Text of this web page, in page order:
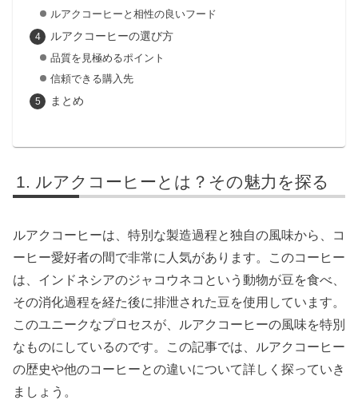
ルアクコーヒーと相性の良いフード
ルアクコーヒーの選び方
品質を見極めるポイント
信頼できる購入先
まとめ
ルアクコーヒーとは？その魅力を探る
ルアクコーヒーは、特別な製造過程と独自の風味から、コ
ーヒー愛好者の間で非常に人気があります。このコーヒー
は、インドネシアのジャコウネコという動物が豆を食べ、
その消化過程を経た後に排泄された豆を使用しています。
このユニークなプロセスが、ルアクコーヒーの風味を特別
なものにしているのです。この記事では、ルアクコーヒー
の歴史や他のコーヒーとの違いについて詳しく探っていき
ましょう。